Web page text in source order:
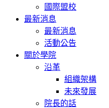
國際盟校
最新消息
最新消息
活動公告
關於學院
沿革
組織架構
未來發展
院長的話